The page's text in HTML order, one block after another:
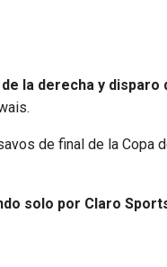
la derecha y disparo
de final de la Copa
solo por Claro